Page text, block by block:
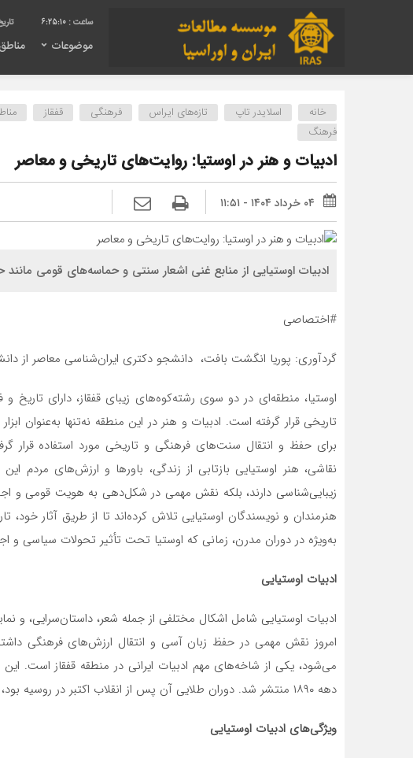
6:25:11
موضوعات
خانه اسلایدر تاپ تازه‌های ایراس فرهنگی قفقاز
فرهنگ
ادبیات و هنر در اوستیا: روایت‌های تاریخی و معاصر
۰۴ خرداد ۱۴۰۴ - ۱۱:۵۱
ادبیات اوستیایی از منابع غنی اشعار سنتی و حماسه‌های قومی
#اختصاصی
گردآوری: پوریا انگشت بافت، دانشجو دکتری ایران‌شناسی معاصر از
اوستیا، منطقه‌ای در دو سوی رشته‌کوه‌های زیبای قفقاز، دارای
تاریخی قرار گرفته است. ادبیات و هنر در این منطقه نه‌تنها به‌عنوان
برای حفظ و انتقال سنت‌های فرهنگی و تاریخی مورد استفاده قرار
نقاشی، هنر اوستیایی بازتابی از زندگی، باورها و ارزش‌های مردم
زیبایی‌شناسی دارند، بلکه نقش مهمی در شکل‌دهی به هویت قومی و
هنرمندان و نویسندگان اوستیایی تلاش کرده‌اند تا از طریق آثار
به‌ویژه در دوران مدرن، زمانی که اوستیا تحت تأثیر تحولات سیاسی و
ادبیات اوستیایی
ادبیات اوستیایی شامل اشکال مختلفی از جمله شعر، داستان‌سرایی، و
امروز نقش مهمی در حفظ زبان آسی و انتقال ارزش‌های فرهنگی
می‌شود، یکی از شاخه‌های مهم ادبیات ایرانی در منطقه قفقاز است.
دهه ۱۸۹۰ منتشر شد. دوران طلایی آن پس از انقلاب اکتبر در روسیه بود، زمانی که توجه زیادی به زبان‌های غیرروسی شد.
ویژگی‌های ادبیات اوستیایی